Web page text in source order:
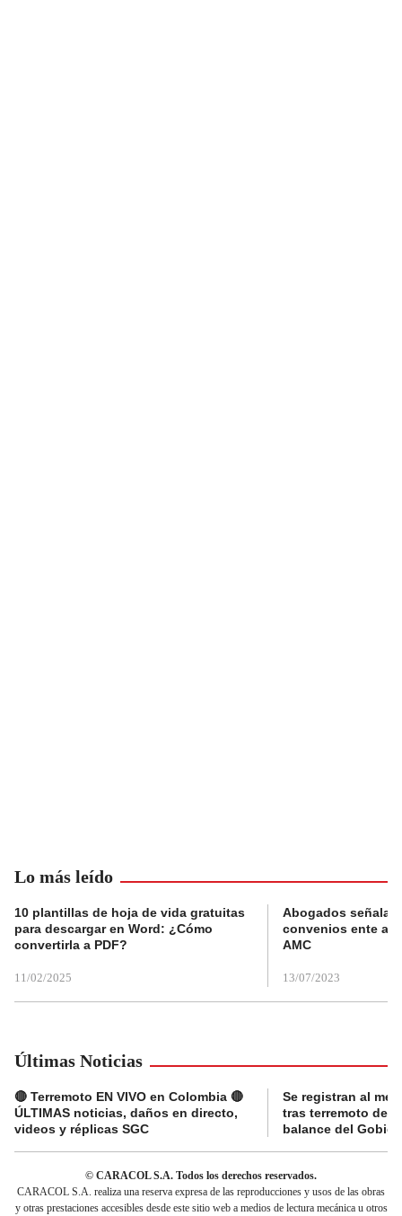
Lo más leído
10 plantillas de hoja de vida gratuitas
para descargar en Word: ¿Cómo
convertirla a PDF?
11/02/2025
Abogados
convenios ente
AMC
13/07/2023
Últimas Noticias
🔴 Terremoto EN VIVO en Colombia 🔴
ÚLTIMAS noticias, daños en directo,
videos y réplicas SGC
Se registran al
tras terremoto de
balance del
© CARACOL S.A. Todos los derechos reservados.
CARACOL S.A. realiza una reserva expresa de las reproducciones y usos de las obras
y otras prestaciones accesibles desde este sitio web a medios de lectura mecánica u otros